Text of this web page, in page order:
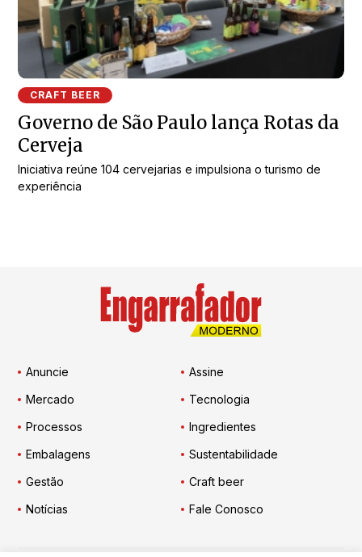
CRAFT BEER
Governo de São Paulo lança Rotas da
Cerveja
Iniciativa reúne 104 cervejarias e impulsiona o turismo de
experiência
Anuncie
Assine
Mercado
Tecnologia
Processos
Ingredientes
Embalagens
Sustentabilidade
Gestão
Craft beer
Notícias
Fale Conosco